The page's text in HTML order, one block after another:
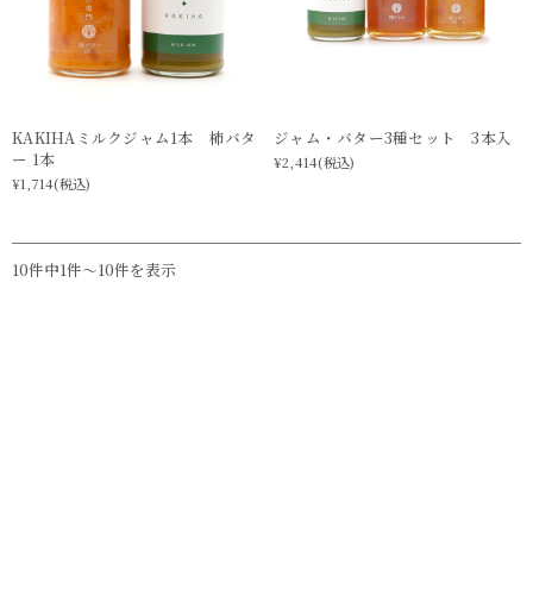
KAKIHAミルクジャム1本 柿バタ
ー 1本
¥1,714(税込)
ジャム・バター3種セット 3本入
¥2,414(税込)
10件中1件〜10件を表示